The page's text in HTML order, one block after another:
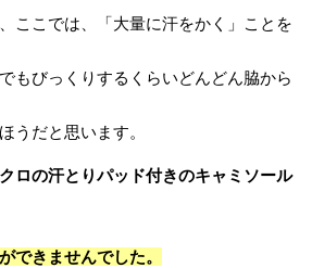
ここでは、「大量に汗をかく」ことを
もびっくりするくらいどんどん脇から
うだと思います。
ロの汗とりパッド付きのキャミソール
できませんでした。